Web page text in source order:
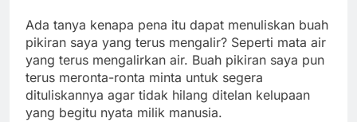
Ada tanya kenapa pena itu dapat menuliskan buah
pikiran saya yang terus mengalir? Seperti mata air
yang terus mengalirkan air. Buah pikiran saya pun
terus meronta-ronta minta untuk segera
dituliskannya agar tidak hilang ditelan kelupaan
yang begitu nyata milik manusia.